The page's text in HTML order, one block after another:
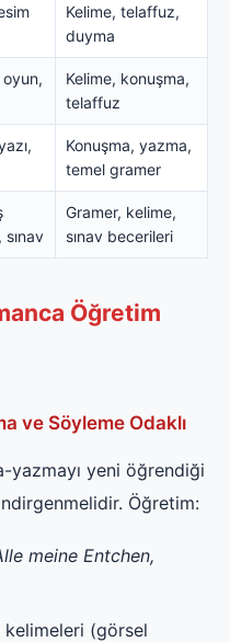
Kelime, telaffuz,
duyma
Kelime, konuşma,
telaffuz
Konuşma, yazma,
temel gramer
Gramer, kelime,
sınav becerileri
Öğretim
ve Söyleme Odaklı
yazmayı yeni öğrendiği
Öğretim:
meine Entchen,
kelimeleri (görsel